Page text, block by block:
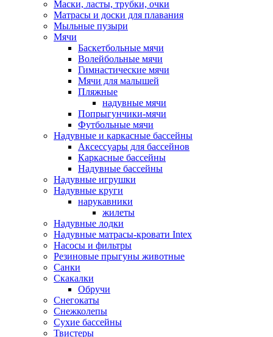
Маски, ласты, трубки, очки
Матрасы и доски для плавания
Мыльные пузыри
Мячи
Баскетбольные мячи
Волейбольные мячи
Гимнастические мячи
Мячи для малышей
Пляжные
надувные мячи
Попрыгунчики-мячи
Футбольные мячи
Надувные и каркасные бассейны
Аксессуары для бассейнов
Каркасные бассейны
Надувные бассейны
Надувные игрушки
Надувные круги
нарукавники
жилеты
Надувные лодки
Надувные матрасы-кровати Intex
Насосы и фильтры
Резиновые прыгуны животные
Санки
Скакалки
Обручи
Снегокаты
Снежколепы
Сухие бассейны
Твистеры